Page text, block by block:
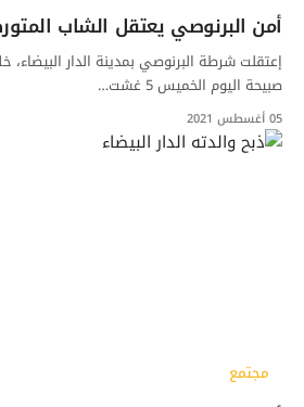
أمن البرنوصي يعتقل الشاب
إعتقلت شرطة البرنوصي بمدينة الدار البيضاء،
صبيحة اليوم الخميس 5 غشت…
05 أغسطس 2021
مجتمع